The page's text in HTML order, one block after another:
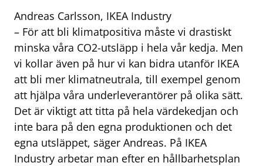
Andreas Carlsson, IKEA Industry
– För att bli klimatpositiva måste vi drastiskt
minska våra CO2-utsläpp i hela vår kedja. Men
vi kollar även på hur vi kan bidra utanför IKEA
att bli mer klimatneutrala, till exempel genom
att hjälpa våra underleverantörer på olika sätt.
Det är viktigt att titta på hela värdekedjan och
inte bara på den egna produktionen och det
egna utsläppet, säger Andreas. På IKEA
Industry arbetar man efter en hållbarhetsplan